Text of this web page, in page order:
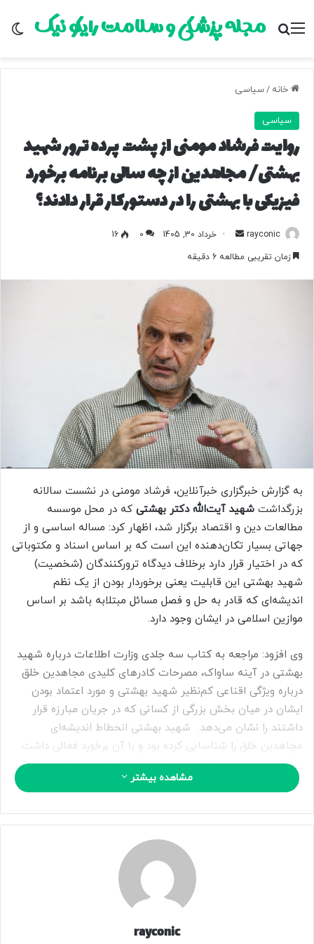
مجله پزشکی و سلامت رایکو نیک منو جستجو برای
خانه /سیاسی
سیاسی
روایت فرشاد مومنی از پشت پرده ترور شهید
بهشتی/ مجاهدین از چه سالی برنامه برخورد
فیزیکی با بهشتی را در دستورکار قرار دادند؟
rayconic
ر
ی
ل
خرداد 30, 1405 0
16
زمان تقریبی مطالعه 6 دقیقه
به گزارش خبرگزاری خبرآنلاین، فرشاد مومنی در نشست سالانه
بزرگداشت شهید آیت‌الله دکتر بهشتی که در محل موسسه
مطالعات دین و اقتصاد برگزار شد، اظهار کرد: مساله اساسی و از
جهاتی بسیار تکان‌دهنده این است که بر اساس اسناد و مکتوباتی
که در اختیار قرار دارد برخلاف دیدگاه ترورکنندگان (شخصیت)
شهید بهشتی این قابلیت یعنی برخوردار بودن از یک نظم
اندیشه‌ای که قادر به حل و فصل مسائل مبتلابه باشد بر اساس
موازین اسلامی در ایشان وجود دارد.
وی افزود: مراجعه به کتاب سه جلدی وزارت اطلاعات درباره شهید
بهشتی در آینه ساواک، مصرحات کادرهای کلیدی مجاهدین خلق
درباره ویژگی اقناعی کم‌نظیر شهید بهشتی و مورد اعتماد بودن
ایشان در میان بخش بزرگی از کسانی که در جریان مبارزه قرار
داشتند را نشان می‌دهد. شهید بهشتی انحطاط اندیشه‌ای
مجاهدین خلق را شناسایی کرده بود و با آن برخورد فعالی داشت.
از آن موقع یعنی سال ۱۳۵۳ و ۱۳۵۴ گفتند که ما برنامه برخورد
فیزیکی و ترور بهشتی را در دستور کار قرار دادیم.
بهشتی به اعتراف موسی خیابانی مساله حل‌کن
مومنی خاطرنشان کرد: در آن ایام یک نوار هم از موسی خیابانی
پخش شد که برای توجیه آن کادرهای تروریست مجاهدین خلق به
مساله حل کن این سیستم است و تا زمانی که او باشد مساله‌ای
مشاهده بیشتر
rayconic